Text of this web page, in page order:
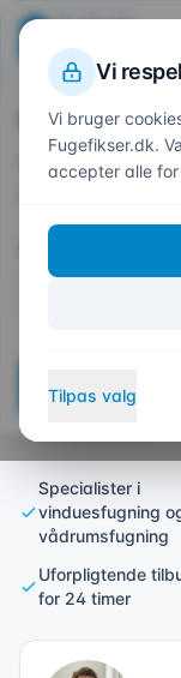
Forside/Områder/
Nyborg
fugearbejde –
Knudshoved
Specialister i
vinduesfugning
vådrumsfugning
Uforpligtende
for 24 timer
Hvor skal vi
Indtast dit
Vi
Vi bruger
Fugefikser.dk.
accepter alle
Tilpas valg